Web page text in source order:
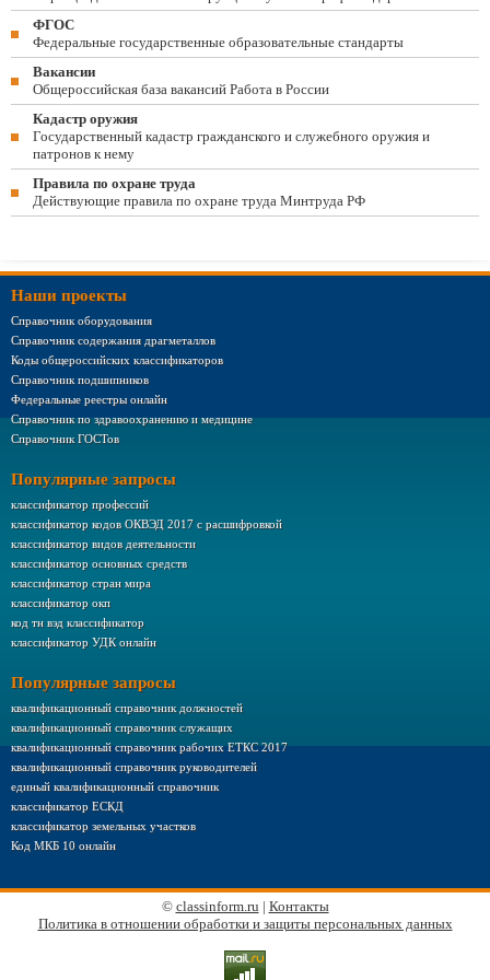
ФГОС
Федеральные государственные образовательные стандарты
Вакансии
Общероссийская база вакансий Работа в России
Кадастр оружия
Государственный кадастр гражданского и служебного оружия и
патронов к нему
Правила по охране труда
Действующие правила по охране труда Минтруда РФ
Наши проекты
Справочник оборудования
Справочник содержания драгметаллов
Коды общероссийских классификаторов
Справочник подшипников
Федеральные реестры онлайн
Справочник по здравоохранению и медицине
Справочник ГОСТов
Популярные запросы
классификатор профессий
классификатор кодов ОКВЭД 2017 с расшифровкой
классификатор видов деятельности
классификатор основных средств
классификатор стран мира
классификатор окп
код тн вэд классификатор
классификатор УДК онлайн
Популярные запросы
квалификационный справочник должностей
квалификационный справочник служащих
квалификационный справочник рабочих ЕТКС 2017
квалификационный справочник руководителей
единый квалификационный справочник
классификатор ЕСКД
классификатор земельных участков
Код МКБ 10 онлайн
© classinform.ru | Контакты
Политика в отношении обработки и защиты персональных данных